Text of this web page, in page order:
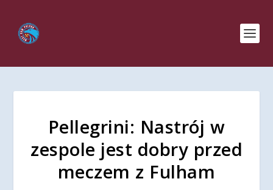
Pellegrini: Nastrój w
zespole jest dobry przed
meczem z Fulham